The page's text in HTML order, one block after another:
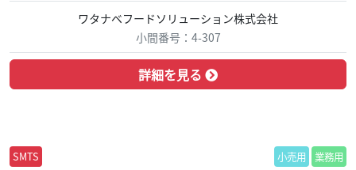
ワタナベフードソリューション株式会社
小間番号：4-307
詳細を見る
SMTS 小売用 業務用